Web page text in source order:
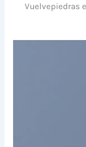
Vuelvepiedras